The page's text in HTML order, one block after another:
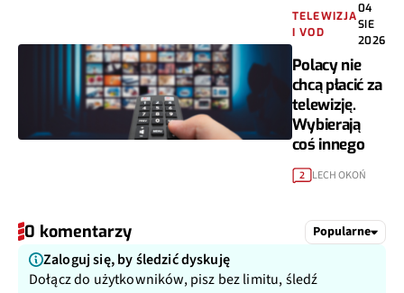
TELEWIZJA
I VOD
04
SIE
2026
Polacy nie
chcą płacić za
telewizję.
Wybierają
coś innego
2 LECH OKOŃ
0 komentarzy Popularne
Zaloguj się, by śledzić dyskuję
Dołącz do użytkowników, pisz bez limitu, śledź